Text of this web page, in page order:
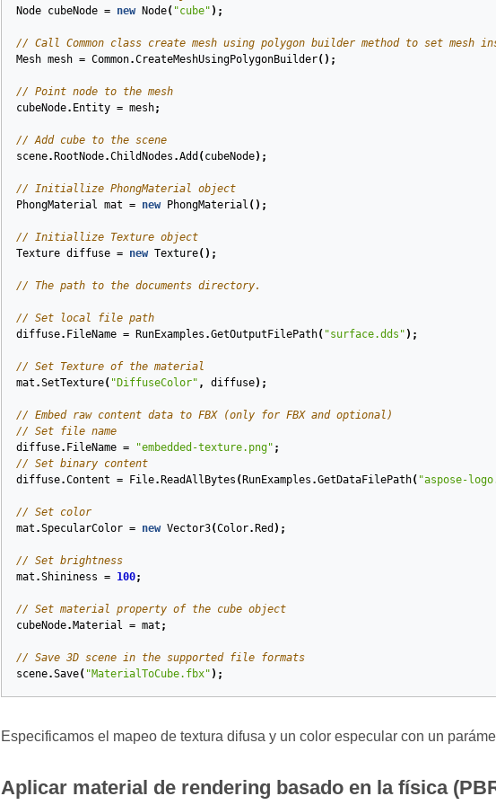
Node
cubeNode = new Node( "cube" );
// Call Common class create mesh using polygon builder method to set mesh
Mesh mesh = Common.CreateMeshUsingPolygonBuilder();
// Point node to the mesh
cubeNode. Entity = mesh;
// Add cube to the scene
scene. RootNode.ChildNodes .Add ( cubeNode);
// Initiallize PhongMaterial object
PhongMaterial mat = new PhongMaterial ();
// Initiallize Texture object
Texture diffuse = new Texture();
// The path to the documents directory.
// Set local file path
diffuse. FileName = RunExamples .GetOutputFilePath( "surface.dds" );
// Set Texture of the material
mat .SetTexture( "DiffuseColor" , diffuse);
// Embed raw content data to FBX (only for FBX and optional)
// Set file name
diffuse. FileName = "embedded-texture.png" ;
// Set binary content
diffuse.Content = File. ReadAllBytes ( RunExamples .GetDataFilePath( "aspose-
// Set color
mat .SpecularColor = new Vector3(Color. Red );
// Set brightness
mat .Shininess = 100;
// Set material property of the cube object
cubeNode. Material = mat ;
// Save 3D scene in the supported file formats
scene.Save( "MaterialToCube.fbx" );
Especificamos el mapeo de textura difusa y un color especular con un
Aplicar material de rendering basado en la física